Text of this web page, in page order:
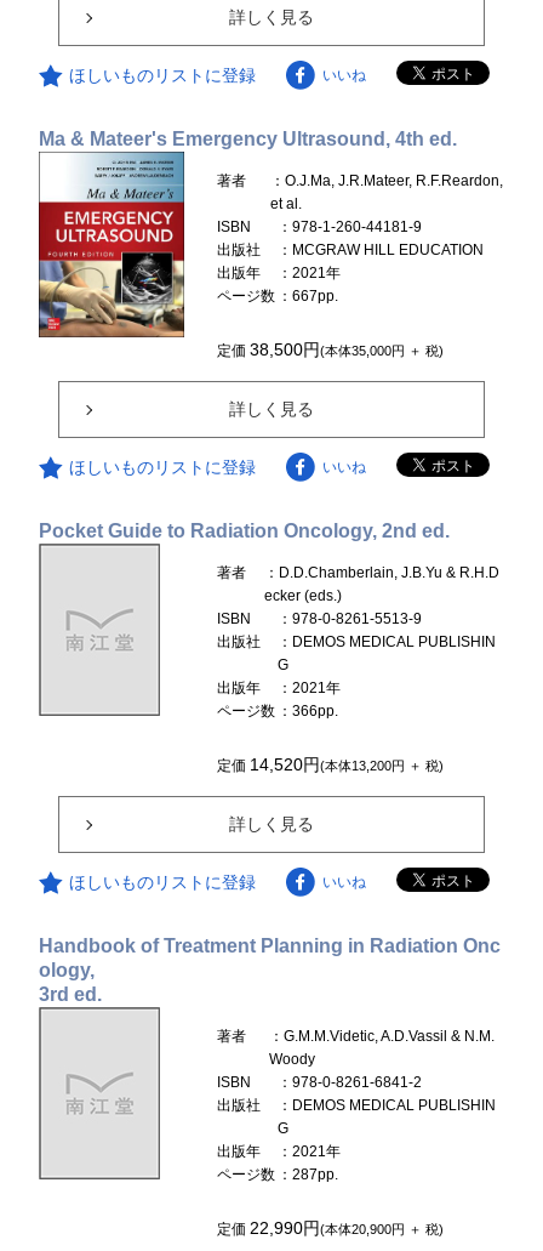
詳しく見る
ほしいものリストに登録 いいね
Ma & Mateer's Emergency Ultrasound, 4th ed.
著者
：O.J.Ma, J.R.Mateer, R.F.Reardon,
et al.
ISBN
：978-1-260-44181-9
出版社
：MCGRAW HILL EDUCATION
出版年
：2021年
ページ数 ：667pp.
定価38,500円(本体35,000円 ＋ 税)
詳しく見る
ほしいものリストに登録 いいね
Pocket Guide to Radiation Oncology, 2nd ed.
著者
：D.D.Chamberlain, J.B.Yu & R.H.D
ecker (eds.)
ISBN
：978-0-8261-5513-9
出版社
：DEMOS MEDICAL PUBLISHIN
G
出版年
：2021年
ページ数 ：366pp.
定価 14,520円(本体13,200円 ＋ 税)
詳しく見る
ほしいものリストに登録 いいね
Handbook of Treatment Planning in Radiation Onc
ology,
3rd ed.
著者
：G.M.M.Videtic, A.D.Vassil & N.M.
Woody
ISBN
：978-0-8261-6841-2
出版社
：DEMOS MEDICAL PUBLISHIN
G
出版年
：2021年
ページ数 ：287pp.
定価 22,990円(本体20,900円 ＋ 税)